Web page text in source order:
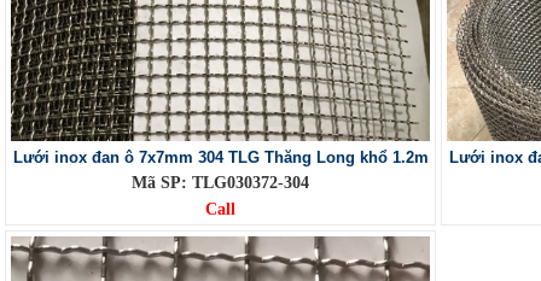
Lưới inox đan ô 7x7mm 304 TLG Thăng Long khổ 1.2m
Mã SP: TLG030372-304
Call
Lưới inox